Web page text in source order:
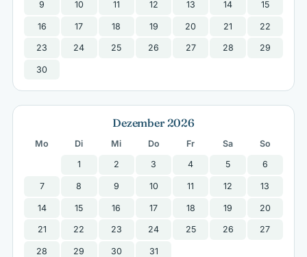
9 10 11 12 13 14 15
16 17 18 19 20 21 22
23 24 25 26 27 28 29
30
Dezember 2026
Mo Di Mi Do Fr Sa
So
1
2 3 4 5 6
7 8 9 10 11 12 13
14 15 16 17 18 19 20
21 22 23 24 25 26 27
28 29 30 31